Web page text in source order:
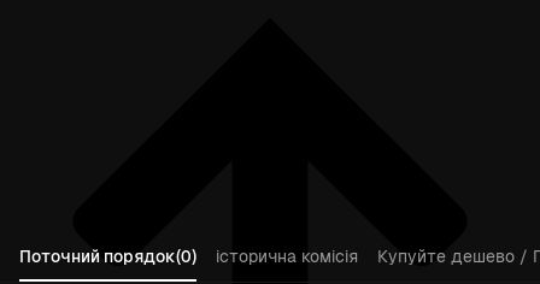
Поточний порядок(0) історична комісія
Купуйте дешево /